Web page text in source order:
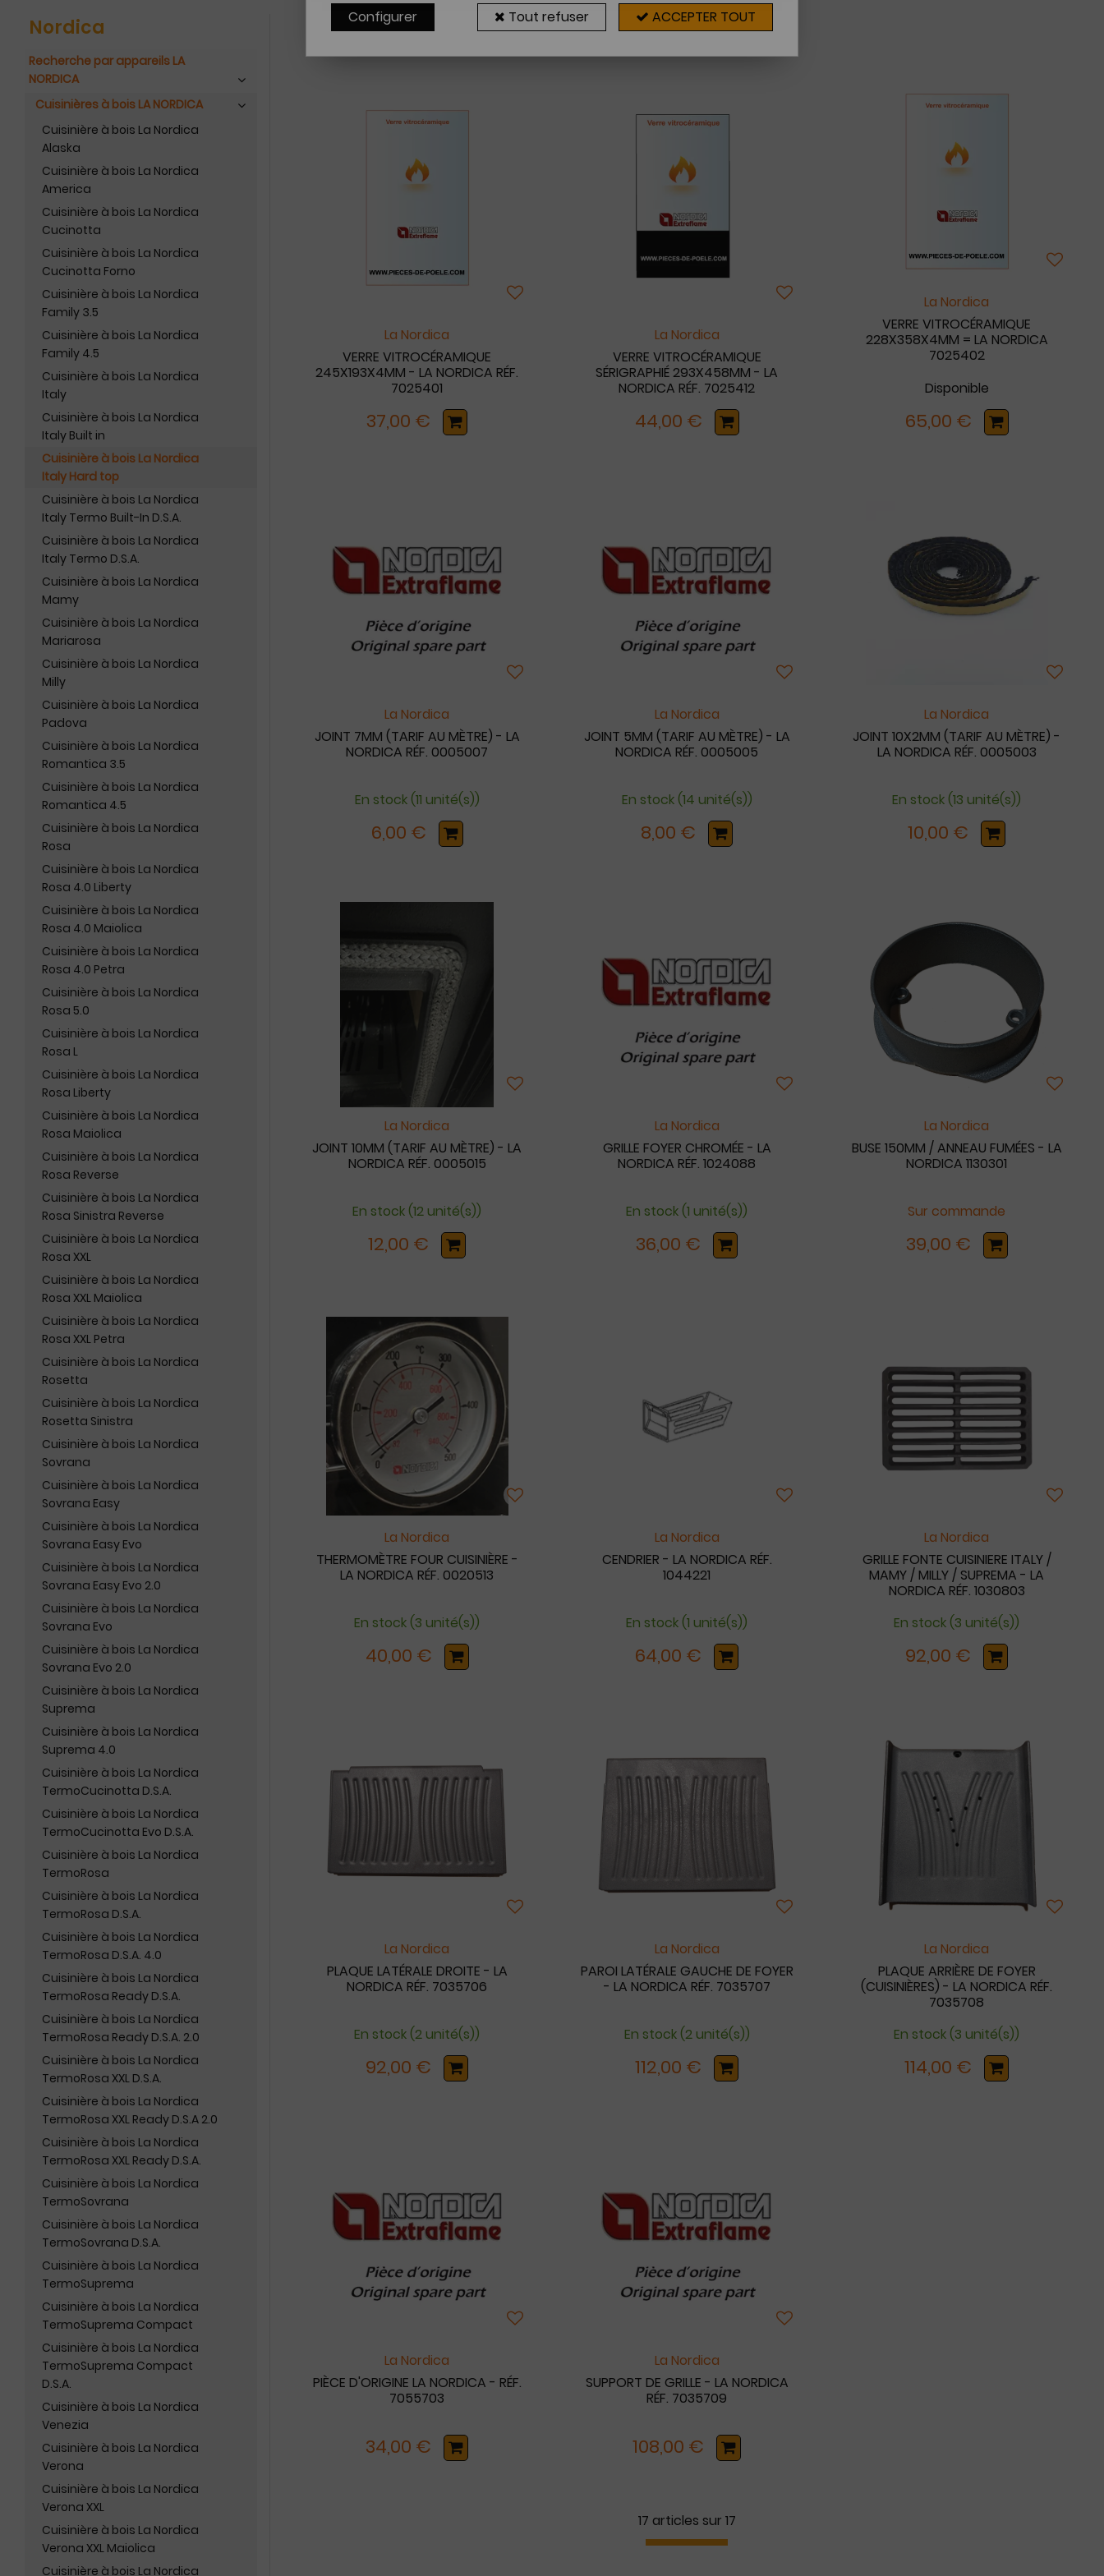
Nordica
Recherche par appareils LA
NORDICA
Cuisinières à bois LA NORDICA
Cuisinière à bois La Nordica
Alaska
Cuisinière à bois La Nordica
America
Cuisinière à bois La Nordica
Cucinotta
Cuisinière à bois La Nordica
Cucinotta Forno
Cuisinière à bois La Nordica
Family 3.5
Cuisinière à bois La Nordica
Family 4.5
Cuisinière à bois La Nordica
Italy
Cuisinière à bois La Nordica
Italy Built in
Cuisinière à bois La Nordica
Italy Hard top
Cuisinière à bois La Nordica
Italy Termo Built-In D.S.A.
Cuisinière à bois La Nordica
Italy Termo D.S.A.
Cuisinière à bois La Nordica
Mamy
Cuisinière à bois La Nordica
Mariarosa
Cuisinière à bois La Nordica
Milly
Cuisinière à bois La Nordica
Padova
Cuisinière à bois La Nordica
Romantica 3.5
Cuisinière à bois La Nordica
Romantica 4.5
Cuisinière à bois La Nordica
Rosa
Cuisinière à bois La Nordica
Rosa 4.0 Liberty
Cuisinière à bois La Nordica
Rosa 4.0 Maiolica
Cuisinière à bois La Nordica
Rosa 4.0 Petra
Cuisinière à bois La Nordica
Rosa 5.0
Cuisinière à bois La Nordica
Rosa L
Cuisinière à bois La Nordica
Rosa Liberty
Cuisinière à bois La Nordica
Rosa Maiolica
Cuisinière à bois La Nordica
Rosa Reverse
Cuisinière à bois La Nordica
Rosa Sinistra Reverse
Cuisinière à bois La Nordica
Rosa XXL
Cuisinière à bois La Nordica
Rosa XXL Maiolica
Cuisinière à bois La Nordica
Rosa XXL Petra
Cuisinière à bois La Nordica
Rosetta
Cuisinière à bois La Nordica
Rosetta Sinistra
Cuisinière à bois La Nordica
Sovrana
Cuisinière à bois La Nordica
Sovrana Easy
Cuisinière à bois La Nordica
Sovrana Easy Evo
Cuisinière à bois La Nordica
Sovrana Easy Evo 2.0
Cuisinière à bois La Nordica
Sovrana Evo
Cuisinière à bois La Nordica
Sovrana Evo 2.0
Cuisinière à bois La Nordica
Suprema
Cuisinière à bois La Nordica
Suprema 4.0
Cuisinière à bois La Nordica
TermoCucinotta D.S.A.
Cuisinière à bois La Nordica
TermoCucinotta Evo D.S.A.
Cuisinière à bois La Nordica
TermoRosa
Cuisinière à bois La Nordica
TermoRosa D.S.A.
Cuisinière à bois La Nordica
TermoRosa D.S.A. 4.0
Cuisinière à bois La Nordica
TermoRosa Ready D.S.A.
Cuisinière à bois La Nordica
TermoRosa Ready D.S.A. 2.0
Cuisinière à bois La Nordica
TermoRosa XXL D.S.A.
Cuisinière à bois La Nordica
TermoRosa XXL Ready D.S.A 2.0
Cuisinière à bois La Nordica
TermoRosa XXL Ready D.S.A.
Cuisinière à bois La Nordica
TermoSovrana
Cuisinière à bois La Nordica
TermoSovrana D.S.A.
Cuisinière à bois La Nordica
TermoSuprema
Cuisinière à bois La Nordica
TermoSuprema Compact
Cuisinière à bois La Nordica
TermoSuprema Compact
D.S.A.
Cuisinière à bois La Nordica
Venezia
Cuisinière à bois La Nordica
Verona
Cuisinière à bois La Nordica
Verona XXL
Cuisinière à bois La Nordica
Verona XXL Maiolica
Cuisinière à bois La Nordica
17 articles sur17
La Nordica
VERRE VITROCÉRAMIQUE
245X193X4MM - LA NORDICA RÉF.
7025401
37,00 €
La Nordica
VERRE VITROCÉRAMIQUE
SÉRIGRAPHIÉ 293X458MM - LA
NORDICA RÉF. 7025412
44,00 €
La Nordica
VERRE VITROCÉRAMIQUE
228X358X4MM = LA NORDICA
7025402
Disponible
65,00 €
La Nordica
JOINT 7MM (TARIF AU MÈTRE) - LA
NORDICA RÉF. 0005007
En stock (11 unité(s))
6,00 €
La Nordica
JOINT 5MM (TARIF AU MÈTRE) - LA
NORDICA RÉF. 0005005
En stock (14 unité(s))
8,00 €
La Nordica
JOINT 10X2MM (TARIF AU MÈTRE) -
LA NORDICA RÉF. 0005003
En stock (13 unité(s))
10,00 €
La Nordica
JOINT 10MM (TARIF AU MÈTRE) - LA
NORDICA RÉF. 0005015
En stock (12 unité(s))
12,00 €
La Nordica
GRILLE FOYER CHROMÉE - LA
NORDICA RÉF. 1024088
En stock (1 unité(s))
36,00 €
La Nordica
BUSE 150MM / ANNEAU FUMÉES - LA
NORDICA 1130301
Sur commande
39,00 €
La Nordica
THERMOMÈTRE FOUR CUISINIÈRE -
LA NORDICA RÉF. 0020513
En stock (3 unité(s))
40,00 €
La Nordica
CENDRIER - LA NORDICA RÉF.
1044221
En stock (1 unité(s))
64,00 €
La Nordica
GRILLE FONTE CUISINIERE ITALY /
MAMY / MILLY / SUPREMA - LA
NORDICA RÉF. 1030803
En stock (3 unité(s))
92,00 €
La Nordica
PLAQUE LATÉRALE DROITE - LA
NORDICA RÉF. 7035706
En stock (2 unité(s))
92,00 €
La Nordica
PAROI LATÉRALE GAUCHE DE FOYER
- LA NORDICA RÉF. 7035707
En stock (2 unité(s))
112,00 €
La Nordica
PLAQUE ARRIÈRE DE FOYER
(CUISINIÈRES) - LA NORDICA RÉF.
7035708
En stock (3 unité(s))
114,00 €
La Nordica
PIÈCE D'ORIGINE LA NORDICA - RÉF.
7055703
34,00 €
La Nordica
SUPPORT DE GRILLE - LA NORDICA
RÉF. 7035709
108,00 €
17 articles sur 17
Configurer Tout refuser ACCEPTER TOUT